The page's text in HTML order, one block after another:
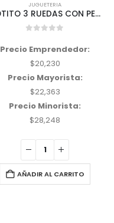
JUGUETERIA
MOTITO 3 RUEDAS CON PEDAL variedad de colores
Precio Emprendedor:
$20,230
Precio Mayorista:
$22,363
Precio Minorista:
$28,248
AÑADIR AL CARRITO